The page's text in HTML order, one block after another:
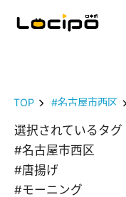
TOP #名古屋市西区
選択されているタグ
#名古屋市西区
#唐揚げ
#モーニング